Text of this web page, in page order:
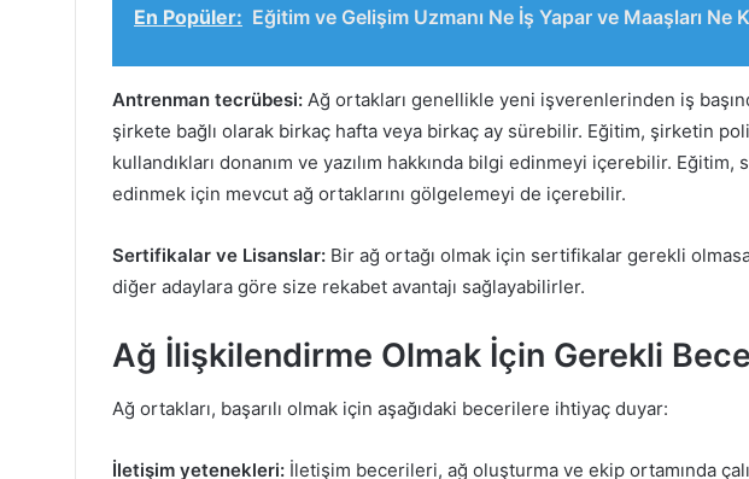
En Popüler: Eğitim ve Gelişim Uzmanı Ne İş Yapar ve Maaşları Ne
Antrenman tecrübesi: Ağ ortakları genellikle yeni işverenlerinden iş
şirkete bağlı olarak birkaç hafta veya birkaç ay sürebilir. Eğitim, şirketin
kullandıkları donanım ve yazılım hakkında bilgi edinmeyi içerebilir. Eğitim,
edinmek için mevcut ağ ortaklarını gölgelemeyi de içerebilir.
Sertifikalar ve Lisanslar: Bir ağ ortağı olmak için sertifikalar gerekli
diğer adaylara göre size rekabet avantajı sağlayabilirler.
Ağ İlişkilendirme Olmak İçin Gerekli
Ağ ortakları, başarılı olmak için aşağıdaki becerilere ihtiyaç duyar:
İletişim yetenekleri: İletişim becerileri, ağ oluşturma ve ekip ortamında